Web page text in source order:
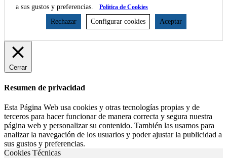
a sus gustos y preferencias.
Política de Cookies
Rechazar Configurar cookies Aceptar
Cerrar
Resumen de privacidad
Esta Página Web usa cookies y otras tecnologías propias y de
terceros para hacer funcionar de manera correcta y segura nuestra
página web y personalizar su contenido. También las usamos para
analizar la navegación de los usuarios y poder ajustar la publicidad a
sus gustos y preferencias.
Cookies Técnicas